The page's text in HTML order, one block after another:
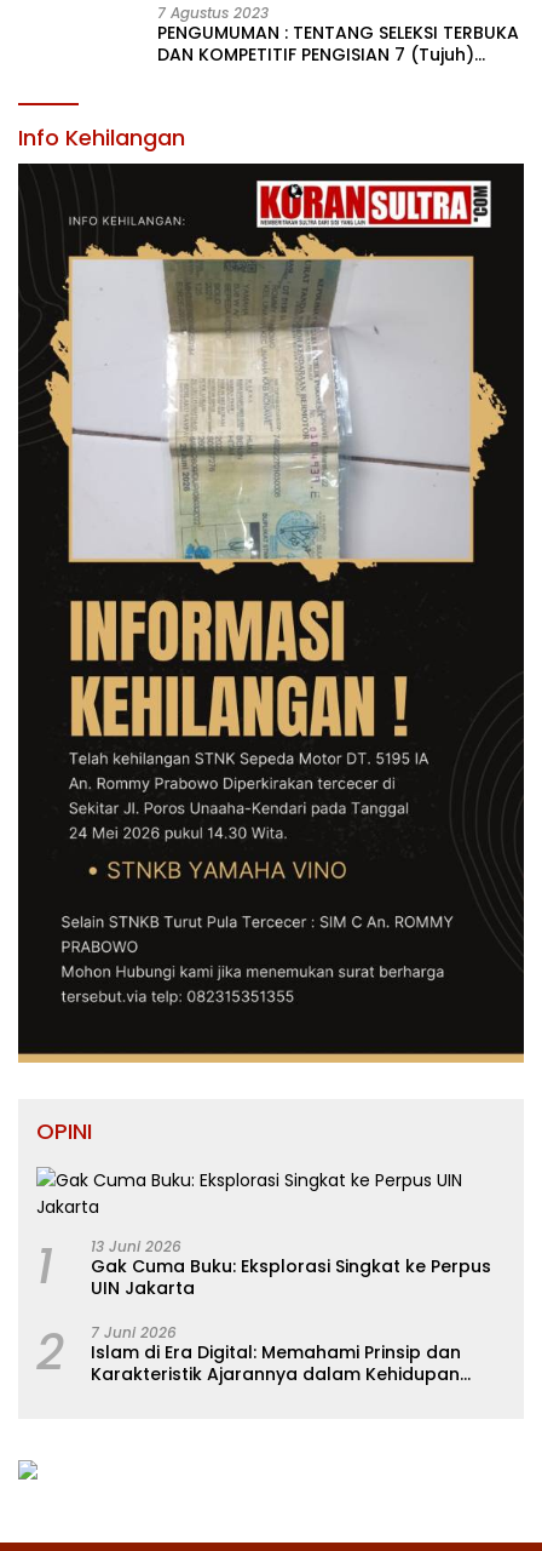
7 Agustus 2023
PENGUMUMAN : TENTANG SELEKSI TERBUKA
DAN KOMPETITIF PENGISIAN 7 (Tujuh)
Info Kehilangan
OPINI
1 13 Juni 2026
Gak Cuma Buku: Eksplorasi Singkat ke Perpus
UIN Jakarta
2 7 Juni 2026
Islam di Era Digital: Memahami Prinsip dan
Karakteristik Ajarannya dalam Kehidupan